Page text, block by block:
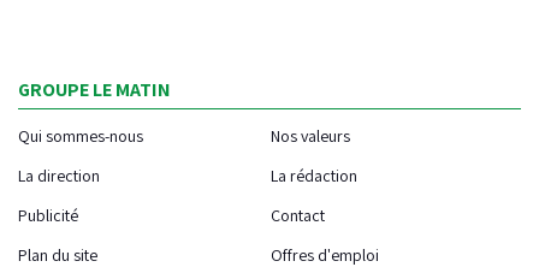
GROUPE LE MATIN
Qui sommes-nous
Nos valeurs
La direction
La rédaction
Publicité
Contact
Plan du site
Offres d'emploi